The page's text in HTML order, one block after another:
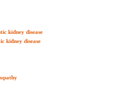
kidney disease
kidney disease